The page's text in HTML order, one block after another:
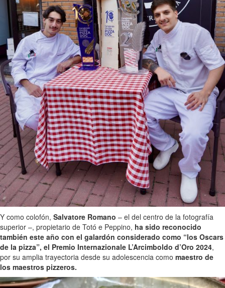
Y como colofón, Salvatore Romano – el del centro de la fotografía
superior –, propietario de Totó e Peppino, ha sido reconocido
también este año con el galardón considerado como “los Oscars
de la pizza”, el Premio Internazionale L’Arcimboldo d’Oro 2024,
por su amplia trayectoria desde su adolescencia como maestro de
los maestros pizzeros.